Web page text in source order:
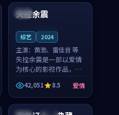
韩国
失控余震
综艺 2024
主演： 黄渤、雷佳音 等
失控余震是一部以爱情
为核心的影视作品，围
绕危机、反转与人物成
长展开，整体节奏紧
凑，值得推荐观看。
42,051 8.5 爱情